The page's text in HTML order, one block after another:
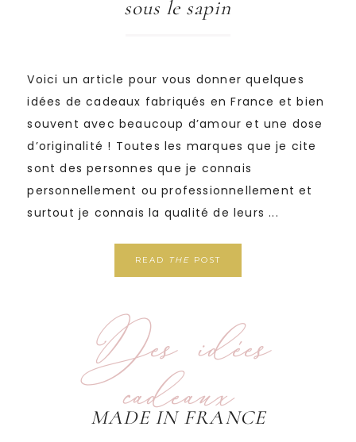
sous le sapin
Voici un article pour vous donner quelques
idées de cadeaux fabriqués en France et bien
souvent avec beaucoup d’amour et une dose
d’originalité ! Toutes les marques que je cite
sont des personnes que je connais
personnellement ou professionnellement et
surtout je connais la qualité de leurs ...
READ THE POST
Des idées
cadeaux
MADE IN FRANCE